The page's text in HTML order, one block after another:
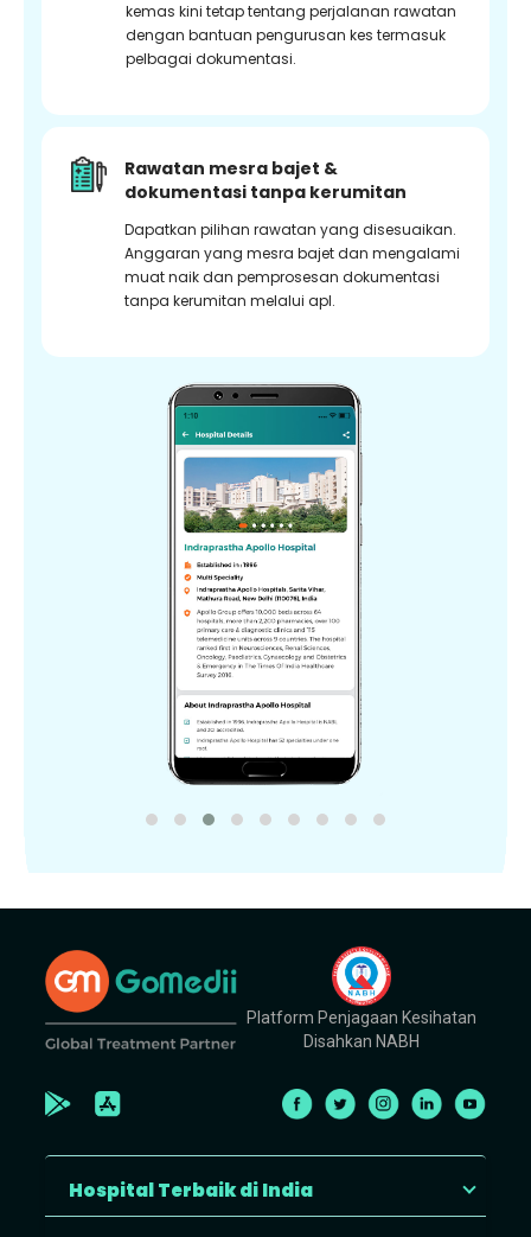
kemas kini tetap tentang perjalanan rawatan
dengan bantuan pengurusan kes termasuk
pelbagai dokumentasi.
Rawatan mesra bajet &
dokumentasi tanpa kerumitan
Dapatkan pilihan rawatan yang disesuaikan.
Anggaran yang mesra bajet dan mengalami
muat naik dan pemprosesan dokumentasi
tanpa kerumitan melalui apl.
Platform Penjagaan Kesihatan
Disahkan NABH
Hospital Terbaik di India